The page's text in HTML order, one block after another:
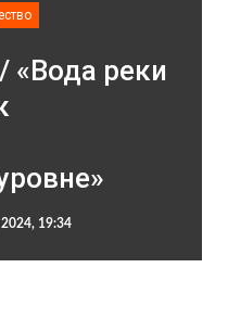
«Вода реки
19:34